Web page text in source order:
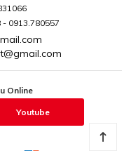
- 0913.780557
Online
Youtube